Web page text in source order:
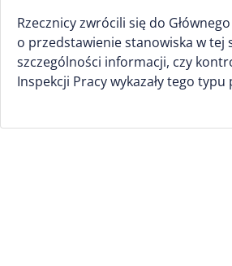
Rzecznicy zwrócili się do
o przedstawienie stanowiska w tej
szczególności informacji, czy
Inspekcji Pracy wykazały tego typu